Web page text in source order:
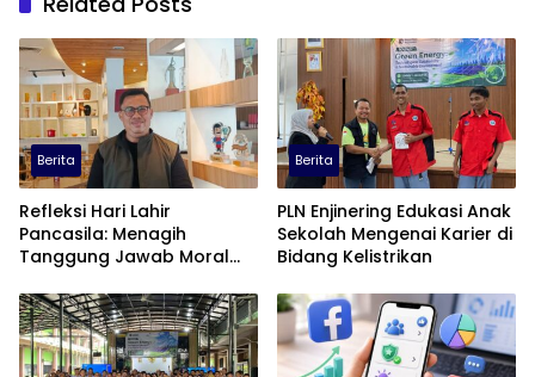
Berita
Refleksi Hari Lahir
Pancasila: Menagih
Tanggung Jawab Moral
Berita
PLN Enjinering Edukasi Anak
Sekolah Mengenai Karier di
Bidang Kelistrikan